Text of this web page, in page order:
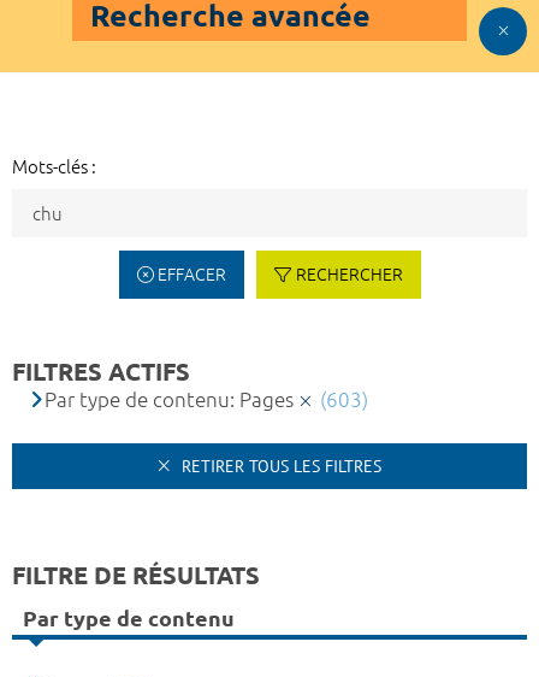
Recherche avancée
Mots-clés :
EFFACER RECHERCHER
FILTRES ACTIFS
Par type de contenu: Pages (603)
RETIRER TOUS LES FILTRES
FILTRE DE RÉSULTATS
Par type de contenu